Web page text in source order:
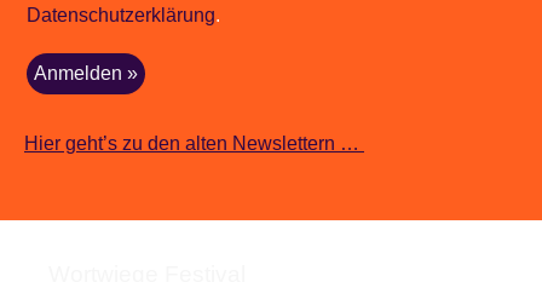
Datenschutzerklärung.
Hier geht’s zu den alten Newslettern …